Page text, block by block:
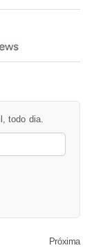
todo dia.
Próxima